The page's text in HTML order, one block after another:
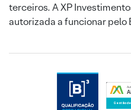
terceiros. A XP
autorizada a funcionar pelo